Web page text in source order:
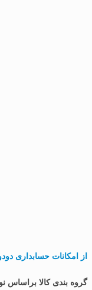
از امکانات حسابداری
گروه بندی کالا براساس